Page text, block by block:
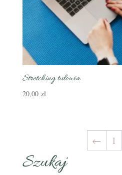
Stretching tułowia
20,00 zł
← 1
Szukaj